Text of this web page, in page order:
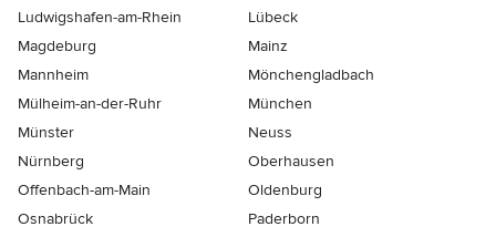
Ludwigshafen-am-Rhein
Lübeck
Magdeburg
Mainz
Mannheim
Mönchen­gladbach
Mülheim-an-der-Ruhr
München
Münster
Neuss
Nürnberg
Oberhausen
Offenbach-am-Main
Oldenburg
Osnabrück
Paderborn